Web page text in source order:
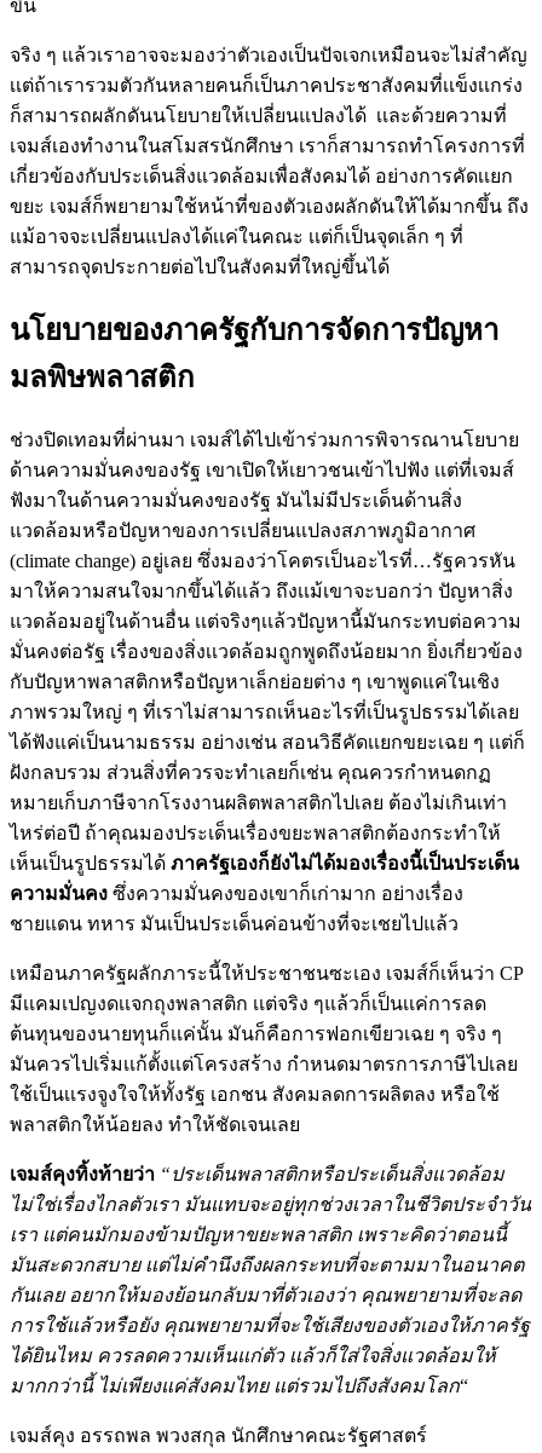
ขึ้น
จริง ๆ แล้วเราอาจจะมองว่าตัวเองเป็นปัจเจกเหมือนจะไม่สำคัญ
เเต่ถ้าเรารวมตัวกันหลายคนก็เป็นภาคประชาสังคมที่เเข็งเเกร่ง
ก็สามารถผลักดันนโยบายให้เปลี่ยนแปลงได้ เเละด้วยความที่
เจมส์เองทำงานในสโมสรนักศึกษา เราก็สามารถทำโครงการที่
เกี่ยวข้องกับประเด็นสิ่งแวดล้อมเพื่อสังคมได้ อย่างการคัดเเยก
ขยะ เจมส์ก็พยายามใช้หน้าที่ของตัวเองผลักดันให้ได้มากขึ้น ถึง
แม้อาจจะเปลี่ยนแปลงได้เเค่ในคณะ เเต่ก็เป็นจุดเล็ก ๆ ที่
สามารถจุดประกายต่อไปในสังคมที่ใหญ่ขึ้นได้
นโยบายของภาครัฐกับการจัดการปัญหา
มลพิษพลาสติก
ช่วงปิดเทอมที่ผ่านมา เจมส์ได้ไปเข้าร่วมการพิจารณานโยบาย
ด้านความมั่นคงของรัฐ เขาเปิดให้เยาวชนเข้าไปฟัง เเต่ที่เจมส์
ฟังมาในด้านความมั่นคงของรัฐ มันไม่มีประเด็นด้านสิ่ง
แวดล้อมหรือปัญหาของการเปลี่ยนแปลงสภาพภูมิอากาศ
(climate change) อยู่เลย ซึ่งมองว่าโคตรเป็นอะไรที่…รัฐควรหัน
มาให้ความสนใจมากขึ้นได้แล้ว ถึงเเม้เขาจะบอกว่า ปัญหาสิ่ง
แวดล้อมอยู่ในด้านอื่น เเต่จริงๆเเล้วปัญหานี้มันกระทบต่อความ
มั่นคงต่อรัฐ เรื่องของสิ่งเเวดล้อมถูกพูดถึงน้อยมาก ยิ่งเกี่ยวข้อง
กับปัญหาพลาสติกหรือปัญหาเล็กย่อยต่าง ๆ เขาพูดแค่ในเชิง
ภาพรวมใหญ่ ๆ ที่เราไม่สามารถเห็นอะไรที่เป็นรูปธรรมได้เลย
ได้ฟังแค่เป็นนามธรรม อย่างเช่น สอนวิธีคัดเเยกขยะเฉย ๆ เเต่ก็
ฝังกลบรวม ส่วนสิ่งที่ควรจะทำเลยก็เช่น คุณควรกำหนดกฏ
หมายเก็บภาษีจากโรงงานผลิตพลาสติกไปเลย ต้องไม่เกินเท่า
ไหร่ต่อปี ถ้าคุณมองประเด็นเรื่องขยะพลาสติกต้องกระทำให้
เห็นเป็นรูปธรรมได้ ภาครัฐเองก็ยังไม่ได้มองเรื่องนี้เป็นประเด็น
ความมั่นคง ซึ่งความมั่นคงของเขาก็เก่ามาก อย่างเรื่อง
ชายแดน ทหาร มันเป็นประเด็นค่อนข้างที่จะเชยไปแล้ว
เหมือนภาครัฐผลักภาระนี้ให้ประชาชนซะเอง เจมส์ก็เห็นว่า CP
มีเเคมเปญงดเเจกถุงพลาสติก เเต่จริง ๆแล้วก็เป็นเเค่การลด
ต้นทุนของนายทุนก็เเค่นั้น มันก็คือการฟอกเขียวเฉย ๆ จริง ๆ
มันควรไปเริ่มเเก้ตั้งเเต่โครงสร้าง กำหนดมาตรการภาษีไปเลย
ใช้เป็นเเรงจูงใจให้ทั้งรัฐ เอกชน สังคมลดการผลิตลง หรือใช้
พลาสติกให้น้อยลง ทำให้ชัดเจนเลย
เจมส์คุงทิ้งท้ายว่า “ประเด็นพลาสติกหรือประเด็นสิ่งแวดล้อม
ไม่ใช่เรื่องไกลตัวเรา มันแทบจะอยู่ทุกช่วงเวลาในชีวิตประจำวัน
เรา เเต่คนมักมองข้ามปัญหาขยะพลาสติก เพราะคิดว่าตอนนี้
มันสะดวกสบาย เเต่ไม่คำนึงถึงผลกระทบที่จะตามมาในอนาคต
กันเลย อยากให้มองย้อนกลับมาที่ตัวเองว่า คุณพยายามที่จะลด
การใช้แล้วหรือยัง คุณพยายามที่จะใช้เสียงของตัวเองให้ภาครัฐ
ได้ยินไหม ควรลดความเห็นแก่ตัว เเล้วก็ใส่ใจสิ่งแวดล้อมให้
มากกว่านี้ ไม่เพียงแค่สังคมไทย แต่รวมไปถึงสังคมโลก“
เจมส์คุง อรรถพล พวงสกุล นักศึกษาคณะรัฐศาสตร์